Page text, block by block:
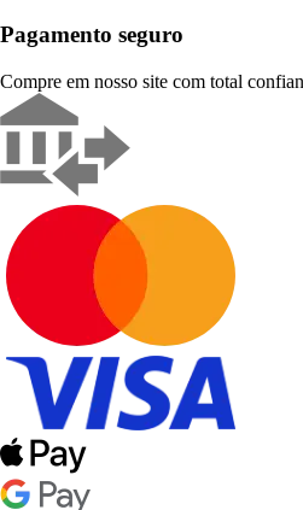
Pagamento seguro
Compre em nosso site com total